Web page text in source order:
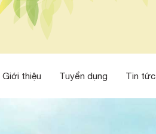
Giới thiệu Tuyển dụng Tin tức